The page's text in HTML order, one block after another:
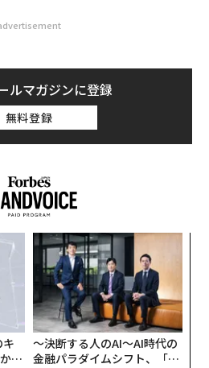
ルマガジンに登録
無料登録
キ
。
〜決断する人のAI〜AI時代の
金融パラダイムシフト、「超